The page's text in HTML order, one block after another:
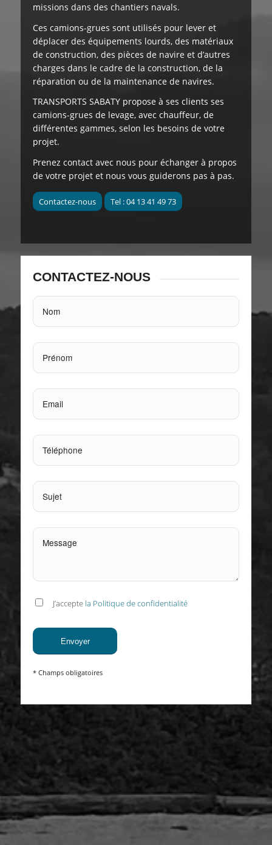
missions dans des chantiers navals.
Ces camions-grues sont utilisés pour lever et
déplacer des équipements lourds, des matériaux
de construction, des pièces de navire et d’autres
charges dans le cadre de la construction, de la
réparation ou de la maintenance de navires.
TRANSPORTS SABATY propose à ses clients ses
camions-grues de levage, avec chauffeur, de
différentes gammes, selon les besoins de votre
projet.
Prenez contact avec nous pour échanger à propos
de votre projet et nous vous guiderons pas à pas.
Contactez-nous Tel : 04 13 41 49 73
CONTACTEZ-NOUS
J’accepte la Politique de confidentialité
* Champs obligatoires